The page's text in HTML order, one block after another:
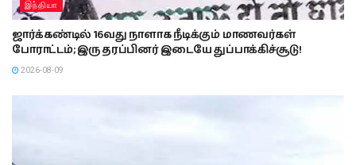
இந்தியா
ஜார்க்கண்டில் 16வது நாளாக நீடிக்கும் மாணவர்கள்
போராட்டம்; இரு தரப்பினர் இடையே துப்பாக்கிச்சூடு!
2026-08-09